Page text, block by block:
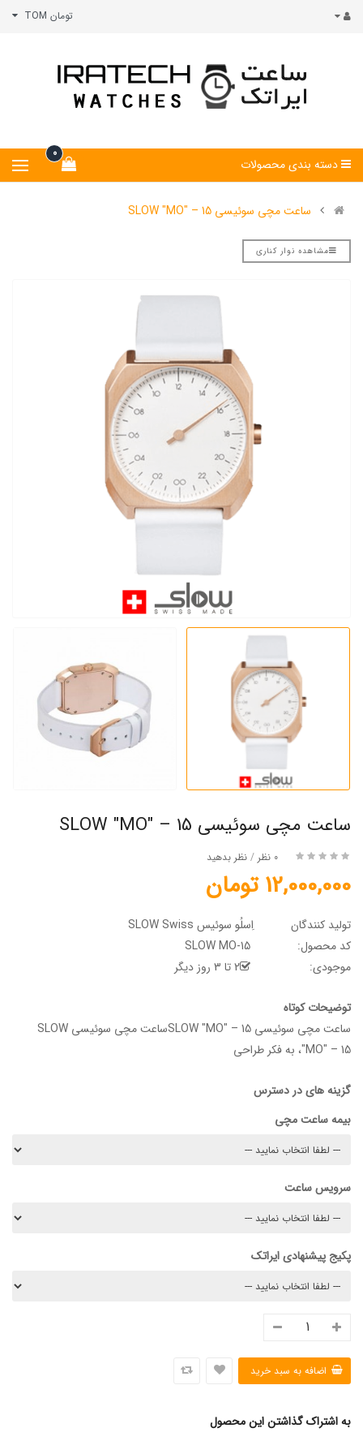
تومان TOM
0
دسته بندی محصولات
ساعت مچی سوئیسی SLOW "MO" – 15
مشاهده نوار کناری
ساعت مچی سوئیسی SLOW "MO" – 15
0 نظر / نظر بدهید
12,000,000 تومان
تولید کنندگان
اِسلُو سوئیس SLOW Swiss
کد محصول:
موجودی:
2 تا 3 روز دیگر
توضیحات کوتاه
ساعت مچی سوئیسی SLOW "MO" – 15ساعت مچی سوئیسی SLOW
"MO" – 15، به فکر طراحی
گزینه های در دسترس
بیمه ساعت مچی
سرویس ساعت
پکیج پیشنهادی ایراتک
به اشتراک گذاشتن این محصول